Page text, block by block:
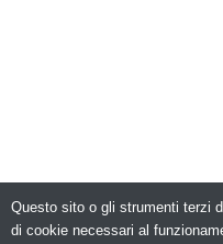
Questo sito o gli strumenti terzi
di cookie necessari al